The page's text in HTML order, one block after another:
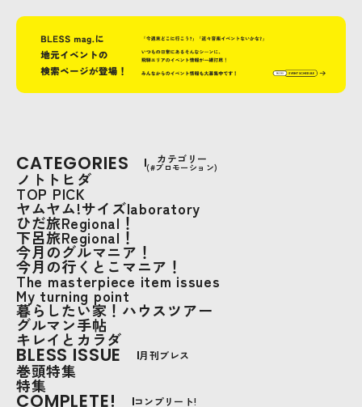
CATEGORIES カテゴリー
(#プロモーション)
ノトトヒダ
TOP PICK
ヤムヤム!サイズlaboratory
ひだ旅Regional！
下呂旅Regional！
今月のグルマニア！
今月の行くとこマニア！
The masterpiece item issues
My turning point
暮らしたい家！ハウスツアー
グルマン手帖
キレイとカラダ
BLESS ISSUE 月刊ブレス
巻頭特集
特集
COMPLETE! コンプリート!